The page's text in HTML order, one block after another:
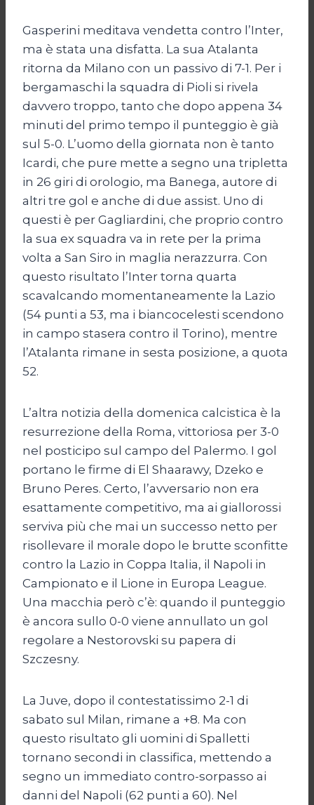
Gasperini meditava vendetta contro l’Inter,
ma è stata una disfatta. La sua Atalanta
ritorna da Milano con un passivo di 7-1. Per i
bergamaschi la squadra di Pioli si rivela
davvero troppo, tanto che dopo appena 34
minuti del primo tempo il punteggio è già
sul 5-0. L’uomo della giornata non è tanto
Icardi, che pure mette a segno una tripletta
in 26 giri di orologio, ma Banega, autore di
altri tre gol e anche di due assist. Uno di
questi è per Gagliardini, che proprio contro
la sua ex squadra va in rete per la prima
volta a San Siro in maglia nerazzurra. Con
questo risultato l’Inter torna quarta
scavalcando momentaneamente la Lazio
(54 punti a 53, ma i biancocelesti scendono
in campo stasera contro il Torino), mentre
l’Atalanta rimane in sesta posizione, a quota
52.
L’altra notizia della domenica calcistica è la
resurrezione della Roma, vittoriosa per 3-0
nel posticipo sul campo del Palermo. I gol
portano le firme di El Shaarawy, Dzeko e
Bruno Peres. Certo, l’avversario non era
esattamente competitivo, ma ai giallorossi
serviva più che mai un successo netto per
risollevare il morale dopo le brutte sconfitte
contro la Lazio in Coppa Italia, il Napoli in
Campionato e il Lione in Europa League.
Una macchia però c’è: quando il punteggio
è ancora sullo 0-0 viene annullato un gol
regolare a Nestorovski su papera di
Szczesny.
La Juve, dopo il contestatissimo 2-1 di
sabato sul Milan, rimane a +8. Ma con
questo risultato gli uomini di Spalletti
tornano secondi in classifica, mettendo a
segno un immediato contro-sorpasso ai
danni del Napoli (62 punti a 60). Nel